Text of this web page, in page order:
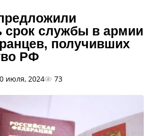
срок службы в армии
получивших
РФ
июля, 2024 73